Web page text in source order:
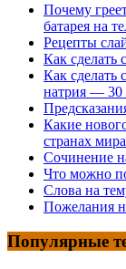
Почему
батарея на
Рецепты
Как сделать
Как сделать
натрия — 30
Какие
странах мира
Сочинение
Что можно
Слова на
Пожелания
Популярные